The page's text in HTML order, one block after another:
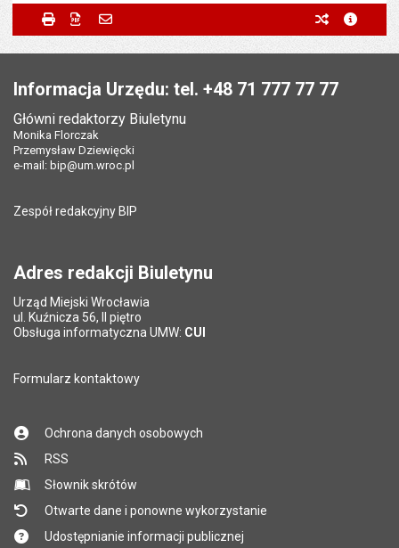
Metryczka
Podmiot udostępniający:
Urząd Miejski Wrocławia
Opublikował w BIP:
Data opublikowania:
Powiadom znajomego
Powiadom znajomego
Twoje imię i nazwisko
Twój adres e-mail Pole wymagane
Tytuł e-mailaPole wymagane
*
Adres e-mail znajomego
Pytanie antyspamowe
*
Pole wymagane
Drukuj Zapisz do PDF poprzednie
Informacja Urzędu: tel. +48 71 777 77 77
Główni redaktorzy Biuletynu
Monika Florczak
Przemysław Dziewięcki
e-mail: bip@um.wroc.pl
Zespół redakcyjny BIP
Adres redakcji Biuletynu
Urząd Miejski Wrocławia
ul. Kuźnicza 56, II piętro
Obsługa informatyczna UMW: CUI
Formularz kontaktowy
Ochrona danych osobowych
RSS
Słownik skrótów
Otwarte dane i ponowne wykorzystanie
Udostępnianie informacji publicznej